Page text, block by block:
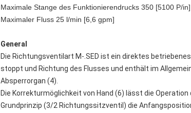
Maximale Stange des Funktionierendrucks 350 [5100 P/in]
Maximaler Fluss 25 l/min [6,6 gpm]
General
Die Richtungsventilart M-.SED ist ein direktes
stoppt und Richtung des Flusses und enthält im
Absperrorgan (4).
Die Korrekturmöglichkeit von Hand (6) lässt die
Grundprinzip (3/2 Richtungssitzventil) die